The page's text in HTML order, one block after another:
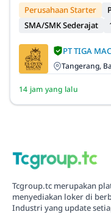
Perusahaan Starter
SMA/SMK Sederajat
PT TIGA
Tangerang,
14 jam yang lalu
Tcgroup.tc merupakan
menyediakan loker di
Industri yang update